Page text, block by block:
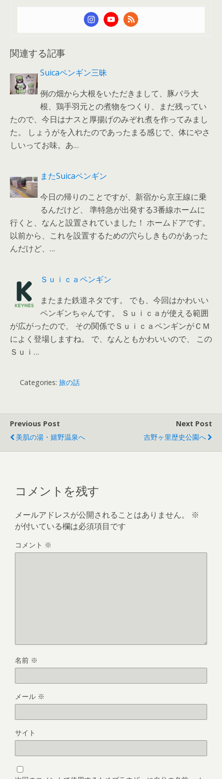
関連する記事
Suicaペンギン三昧
例の畑から大根をいただきまして、豚バラ大
根、鶏手羽元との煮物をつくり、まだ残ってい
たので、今日はナスと厚揚げのみぞれ煮を作ってみまし
た。 しょうがを入れたのであったまる感じで、体にやさ
しいってお味。あ…
またSuicaペンギン
今日の帰りのことですが、新宿から京王線に乗
るんだけど、 準特急が出発する3番線ホームに
行くと、なんと設置されていました！ ホームドアです。
以前から、これを設置するための穴らしきものがあった
んだけど、…
Ｓｕｉｃａペンギン
またまた鉄道ネタです。 でも、今回はかわいい
ペンギンちゃんです。 Ｓｕｉｃａが使える範囲
が広がったので、 その関係でＳｕｉｃａペンギンがＣＭ
によく登場しますね。 で、なんともかわいいので、 この
Ｓｕｉ…
Categories: 旅の話
Previous Post
美肌の湯・嬉野温泉へ
Next Post
吉野ヶ里歴史公園へ
コメントを残す
メールアドレスが公開されることはありません。
※
が付いている欄は必須項目です
コメント ※
名前 ※
メール ※
サイト